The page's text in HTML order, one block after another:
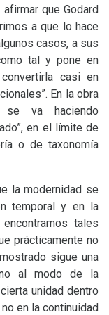
que Godard
a que lo hace
casos, a sus
tal y pone en
casi en
En la obra
va haciendo
en el límite de
o de taxonomía
la modernidad se
temporal y en la
tales
prácticamente no
sigue una
no al modo de la
unidad dentro
en la continuidad